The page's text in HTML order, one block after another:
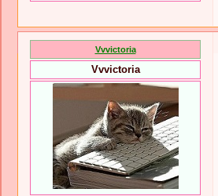
Vvvictoria
Vvvictoria